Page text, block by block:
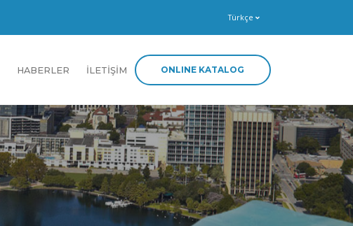
Türkçe
HABERLER İLETİŞİM ONLINE KATALOG